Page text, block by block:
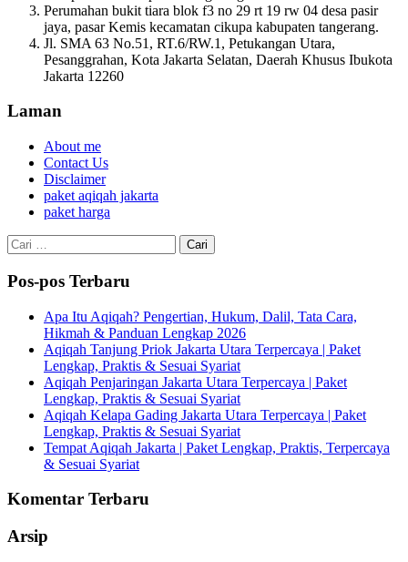
Perumahan bukit tiara blok f3 no 29 rt 19 rw 04 desa pasir
jaya, pasar Kemis kecamatan cikupa kabupaten tangerang.
Jl. SMA 63 No.51, RT.6/RW.1, Petukangan Utara,
Pesanggrahan, Kota Jakarta Selatan, Daerah Khusus Ibukota
Jakarta 12260
Laman
About me
Contact Us
Disclaimer
paket aqiqah jakarta
paket harga
Cari
untuk:
Pos-pos Terbaru
Apa Itu Aqiqah? Pengertian, Hukum, Dalil, Tata Cara,
Hikmah & Panduan Lengkap 2026
Aqiqah Tanjung Priok Jakarta Utara Terpercaya | Paket
Lengkap, Praktis & Sesuai Syariat
Aqiqah Penjaringan Jakarta Utara Terpercaya | Paket
Lengkap, Praktis & Sesuai Syariat
Aqiqah Kelapa Gading Jakarta Utara Terpercaya | Paket
Lengkap, Praktis & Sesuai Syariat
Tempat Aqiqah Jakarta | Paket Lengkap, Praktis, Terpercaya
& Sesuai Syariat
Komentar Terbaru
Arsip